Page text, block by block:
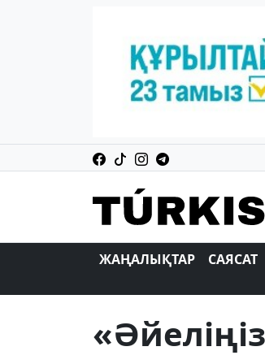
ЖАҢАЛЫҚТАР САЯСАТ